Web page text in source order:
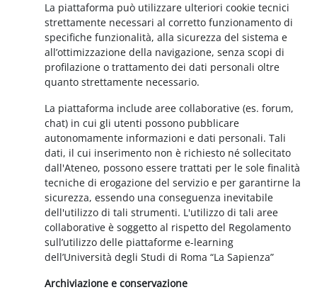
La piattaforma può utilizzare ulteriori cookie tecnici
strettamente necessari al corretto funzionamento di
specifiche funzionalità, alla sicurezza del sistema e
all’ottimizzazione della navigazione, senza scopi di
profilazione o trattamento dei dati personali oltre
quanto strettamente necessario.
La piattaforma include aree collaborative (es. forum,
chat) in cui gli utenti possono pubblicare
autonomamente informazioni e dati personali. Tali
dati, il cui inserimento non è richiesto né sollecitato
dall'Ateneo, possono essere trattati per le sole finalità
tecniche di erogazione del servizio e per garantirne la
sicurezza, essendo una conseguenza inevitabile
dell'utilizzo di tali strumenti. L'utilizzo di tali aree
collaborative è soggetto al rispetto del Regolamento
sull’utilizzo delle piattaforme e-learning
dell’Università degli Studi di Roma “La Sapienza”
Archiviazione e conservazione